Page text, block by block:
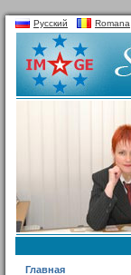
Русский Romana
Главная